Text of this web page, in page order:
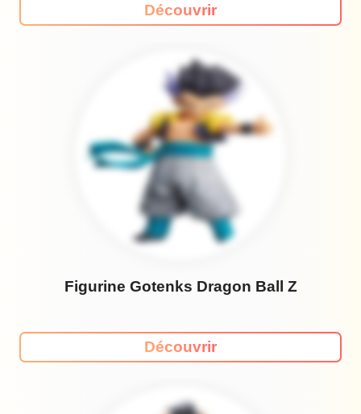
Découvrir
Figurine Gotenks Dragon Ball Z
Découvrir